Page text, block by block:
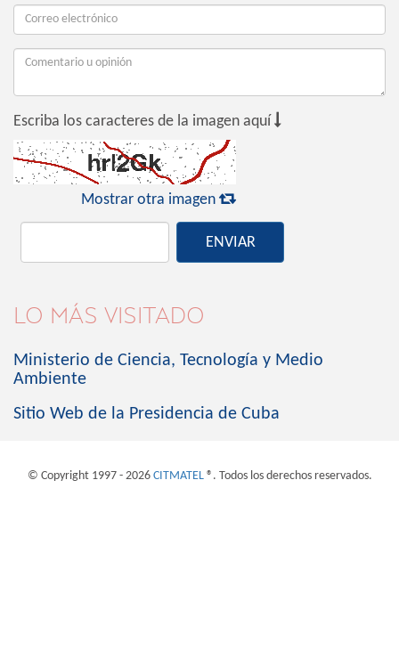
Escriba los caracteres de la imagen aquí 
Mostrar otra imagen 
ENVIAR
LO MÁS VISITADO
Ministerio de Ciencia, Tecnología y Medio
Ambiente
Sitio Web de la Presidencia de Cuba
© Copyright 1997 - 2026 CITMATEL®. Todos los derechos reservados.